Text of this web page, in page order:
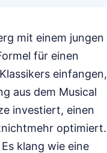
mit einem jungen
für einen
einfangen,
aus dem Musical
investiert, einen
optimiert.
klang wie eine